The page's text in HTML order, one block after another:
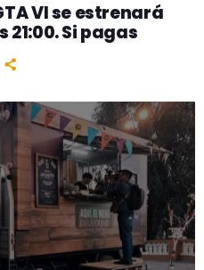
VI se estrenará
21:00. Si pagas